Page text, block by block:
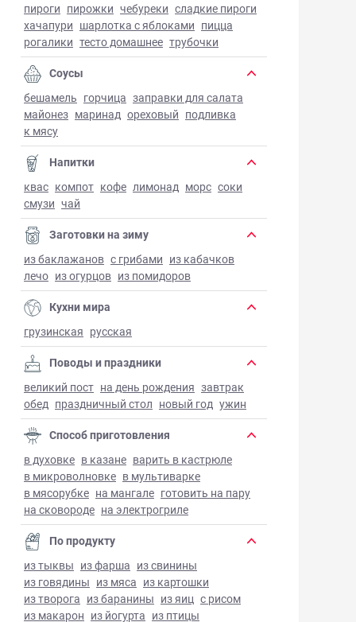
пироги пирожки чебуреки сладкие пироги
хачапури шарлотка с яблоками пицца
рогалики тесто домашнее трубочки
Соусы
бешамель горчица заправки для салата
майонез маринад ореховый подливка
к мясу
Напитки
квас компот кофе лимонад морс соки
смузи чай
Заготовки на зиму
из баклажанов с грибами из кабачков
лечо из огурцов из помидоров
Кухни мира
грузинская русская
Поводы и праздники
великий пост на день рождения завтрак
обед праздничный стол новый год ужин
Способ приготовления
в духовке в казане варить в кастрюле
в микроволновке в мультиварке
в мясорубке на мангале готовить на пару
на сковороде на электрогриле
По продукту
из тыквы из фарша из свинины
из говядины из мяса из картошки
из творога из баранины из яиц с рисом
из макарон из йогурта из птицы